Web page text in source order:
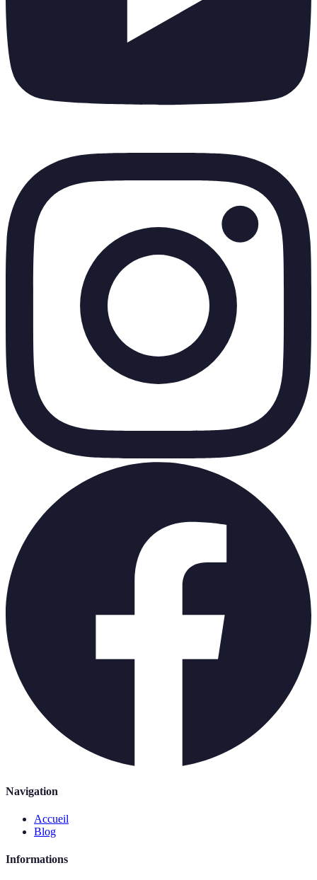
Navigation
Accueil
Blog
Informations